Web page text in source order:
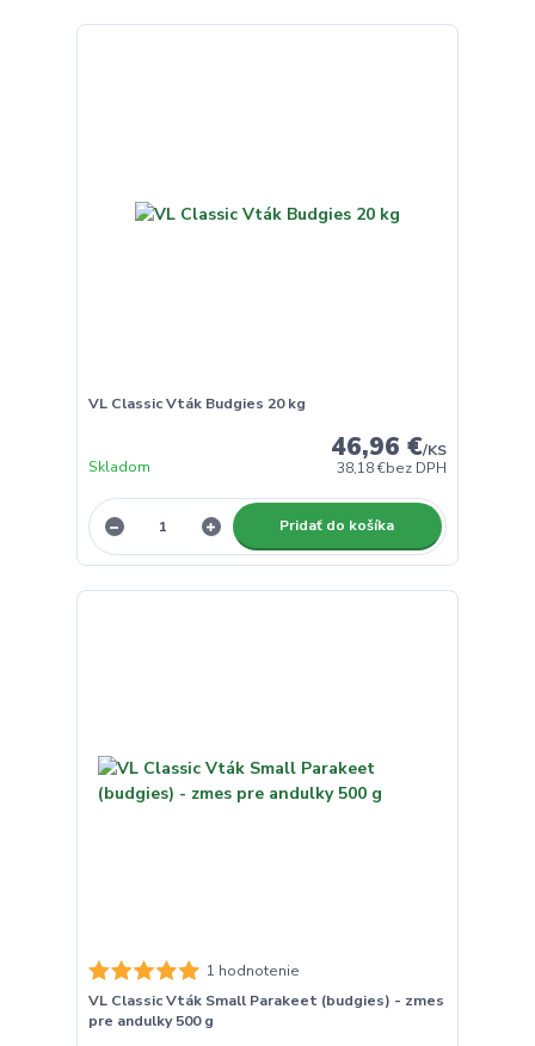
VL Classic Vták Budgies 20 kg
46,96 €/KS
38,18 €bez DPH
Skladom
Pridať do košíka
1 hodnotenie
VL Classic Vták Small Parakeet (budgies) - zmes
pre andulky 500 g